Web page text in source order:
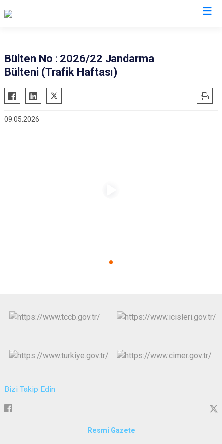
Bülten No : 2026/22 Jandarma
Bülteni (Trafik Haftası)
09.05.2026
Bizi Takip Edin
Resmi Gazete